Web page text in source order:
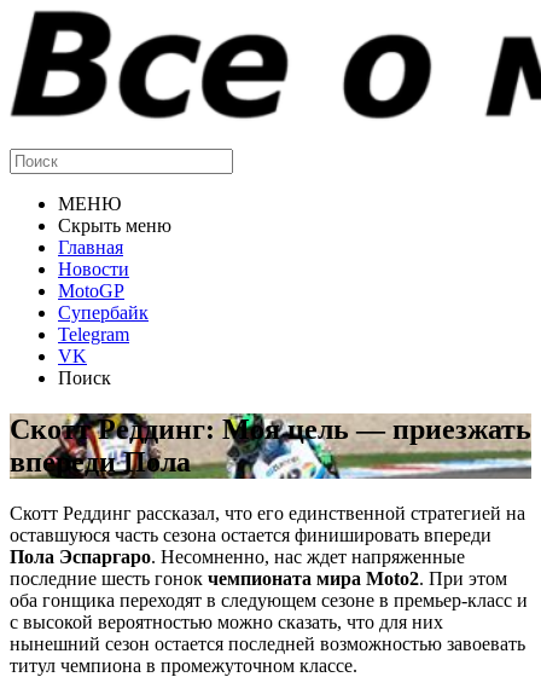
МЕНЮ
Скрыть меню
Главная
Новости
MotoGP
Супербайк
Telegram
VK
Поиск
Скотт Реддинг: Моя цель — приезжать
впереди Пола
Скотт Реддинг рассказал, что его единственной стратегией на
оставшуюся часть сезона остается финишировать впереди
Пола Эспаргаро. Несомненно, нас ждет напряженные
последние шесть гонок чемпионата мира Moto2. При этом
оба гонщика переходят в следующем сезоне в премьер-класс и
с высокой вероятностью можно сказать, что для них
нынешний сезон остается последней возможностью завоевать
титул чемпиона в промежуточном классе.